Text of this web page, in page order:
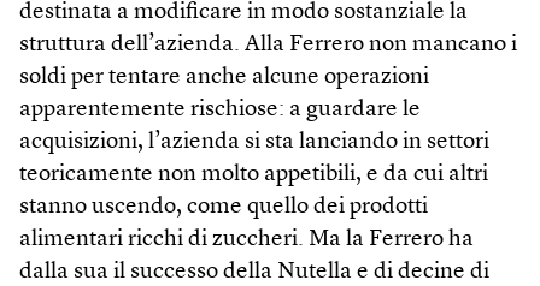
destinata a modificare in modo sostanziale la
struttura dell’azienda. Alla Ferrero non mancano i
soldi per tentare anche alcune operazioni
apparentemente rischiose: a guardare le
acquisizioni, l’azienda si sta lanciando in settori
teoricamente non molto appetibili, e da cui altri
stanno uscendo, come quello dei prodotti
alimentari ricchi di zuccheri. Ma la Ferrero ha
dalla sua il successo della Nutella e di decine di